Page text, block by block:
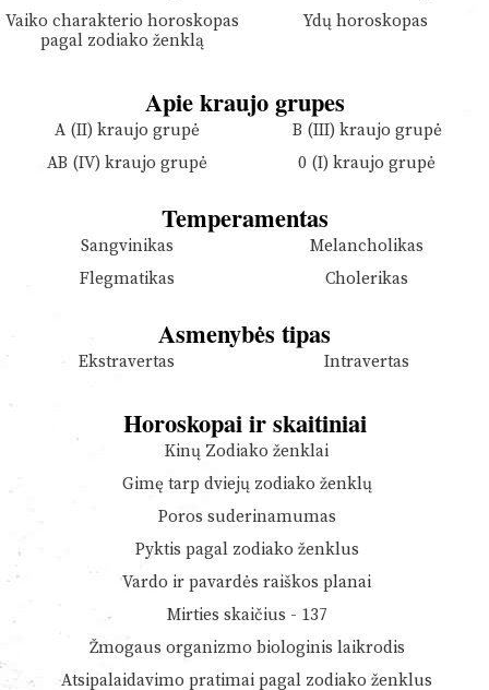
Vaiko charakterio horoskopas
pagal zodiako ženklą
Ydų horoskopas
Apie kraujo grupes
A (II) kraujo grupė
B (III) kraujo grupė
AB (IV) kraujo grupė
0 (I) kraujo grupė
Temperamentas
Sangvinikas
Melancholikas
Flegmatikas
Cholerikas
Asmenybės tipas
Ekstravertas Intravertas
Horoskopai ir skaitiniai
Kinų Zodiako ženklai
Gimę tarp dviejų zodiako ženklų
Poros suderinamumas
Pyktis pagal zodiako ženklus
Vardo ir pavardės raiškos planai
Mirties skaičius - 137
Žmogaus organizmo biologinis laikrodis
Atsipalaidavimo pratimai pagal zodiako ženklus